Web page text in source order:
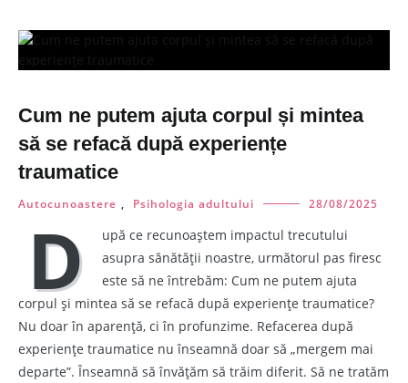
Cum ne putem ajuta corpul și mintea
să se refacă după experiențe
traumatice
Autocunoastere , Psihologia adultului 28/08/2025
D
upă ce recunoaștem impactul trecutului
asupra sănătății noastre, următorul pas firesc
este să ne întrebăm: Cum ne putem ajuta
corpul și mintea să se refacă după experiențe traumatice?
Nu doar în aparență, ci în profunzime. Refacerea după
experiențe traumatice nu înseamnă doar să „mergem mai
departe”. Înseamnă să învățăm să trăim diferit. Să ne tratăm